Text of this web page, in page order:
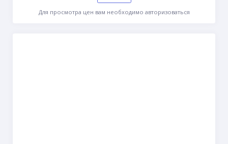
Для просмотра цен вам необходимо авторизоваться